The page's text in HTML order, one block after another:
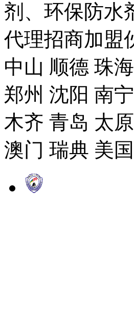
剂、环保防水
代理招商加盟
中山 顺德 珠
郑州 沈阳 南
木齐 青岛 太
澳门 瑞典 美